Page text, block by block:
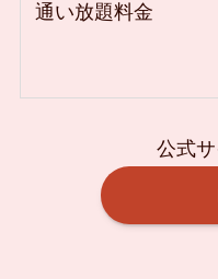
通い放題料金
公式